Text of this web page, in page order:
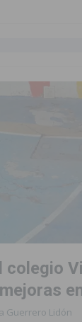
colegio
Guerrero Lidón